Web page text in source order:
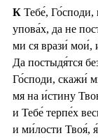
К Тебе́,
упова́х, да не
ми ся врази́ мои́,
Да постыдя́тся
Го́споди, скажи́
мя на и́стину
и Тебе́ терпе́х
и ми́лости Твоя́,